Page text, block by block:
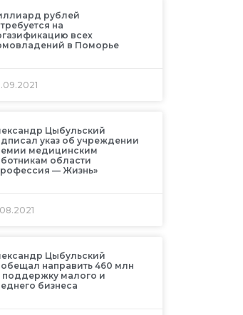
рублей
на
всех
в Поморье
Цыбульский
указ об учреждении
медицинским
области
— Жизнь»
Цыбульский
направить 460 млн
поддержку малого и
бизнеса